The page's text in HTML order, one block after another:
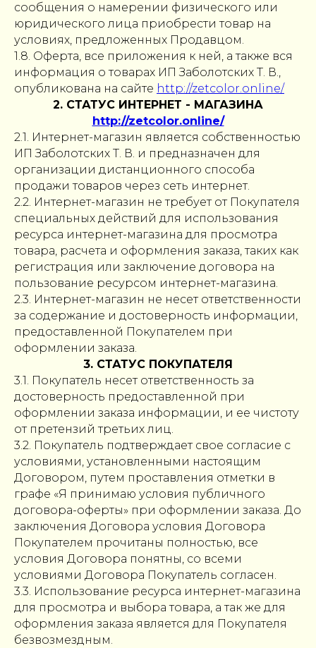
сообщения о намерении физического или
юридического лица приобрести товар на
условиях, предложенных Продавцом.
1.8. Оферта, все приложения к ней, а также вся
информация о товарах ИП Заболотских Т. В.,
опубликована на сайте http://zetcolor.online/
2. СТАТУС ИНТЕРНЕТ - МАГАЗИНА
http://zetcolor.online/
2.1. Интернет-магазин является собственностью
ИП Заболотских Т. В. и предназначен для
организации дистанционного способа
продажи товаров через сеть интернет.
2.2. Интернет-магазин не требует от Покупателя
специальных действий для использования
ресурса интернет-магазина для просмотра
товара, расчета и оформления заказа, таких как
регистрация или заключение договора на
пользование ресурсом интернет-магазина.
2.3. Интернет-магазин не несет ответственности
за содержание и достоверность информации,
предоставленной Покупателем при
оформлении заказа.
3. СТАТУС ПОКУПАТЕЛЯ
3.1. Покупатель несет ответственность за
достоверность предоставленной при
оформлении заказа информации, и ее чистоту
от претензий третьих лиц.
3.2. Покупатель подтверждает свое согласие с
условиями, установленными настоящим
Договором, путем проставления отметки в
графе «Я принимаю условия публичного
договора-оферты» при оформлении заказа. До
заключения Договора условия Договора
Покупателем прочитаны полностью, все
условия Договора понятны, со всеми
условиями Договора Покупатель согласен.
3.3. Использование ресурса интернет-магазина
для просмотра и выбора товара, а так же для
оформления заказа является для Покупателя
безвозмездным.